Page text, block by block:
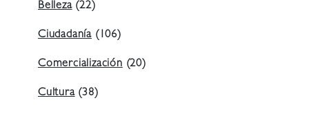
Belleza(22)
Ciudadanía (106)
Comercialización (20)
Cultura(38)